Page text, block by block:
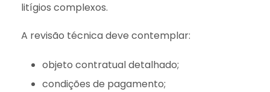
litígios complexos.
A revisão técnica deve contemplar:
objeto contratual detalhado;
condições de pagamento;